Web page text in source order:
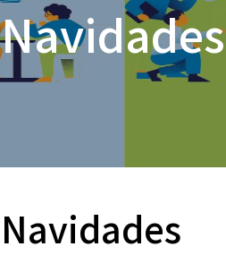
VISIÓN
Navidades
Navidades